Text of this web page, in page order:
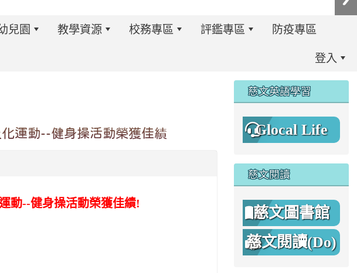
兒園 教學資源 校務專區 評鑑專區
防疫專區
登入
運動--健身操活動榮獲佳績
動--健身操活動榮獲佳績!
\
::: 慈文英語學習
Glocal Life
慈文閱讀
慈文圖書館
慈文閱讀(Do)